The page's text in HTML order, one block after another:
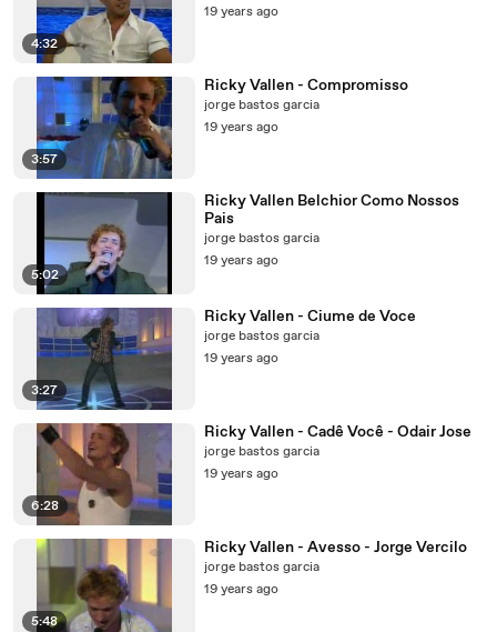
4:32
19 years ago
3:57
Ricky Vallen - Compromisso
jorge bastos garcia
19 years ago
5:02
Ricky Vallen Belchior Como Nossos
Pais
jorge bastos garcia
19 years ago
3:27
Ricky Vallen - Ciume de Voce
jorge bastos garcia
19 years ago
6:28
Ricky Vallen - Cadê Você - Odair Jose
jorge bastos garcia
19 years ago
5:48
Ricky Vallen - Avesso - Jorge Vercilo
jorge bastos garcia
19 years ago